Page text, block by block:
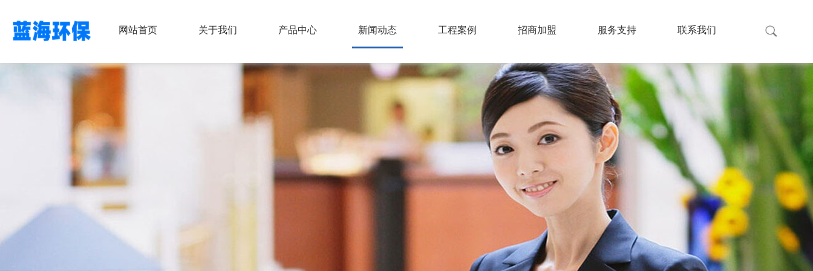
网站首页 关于我们 产品中心 新闻动态 工程案例 招商加盟 服务支持 联系我们